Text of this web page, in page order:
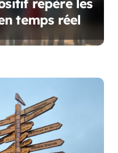
repère les
temps réel